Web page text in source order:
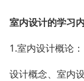
室内设计的学习
1.室内设计概论：
设计概念、室内